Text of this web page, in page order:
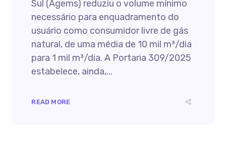
Sul (Agems) reduziu o volume mínimo
necessário para enquadramento do
usuário como consumidor livre de gás
natural, de uma média de 10 mil m³/dia
para 1 mil m³/dia. A Portaria 309/2025
estabelece, ainda,...
READ MORE